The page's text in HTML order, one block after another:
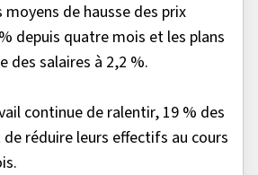
de hausse des prix
depuis quatre mois et les plans
des salaires à 2,2 %.
continue de ralentir, 19 % des
de réduire leurs effectifs au cours